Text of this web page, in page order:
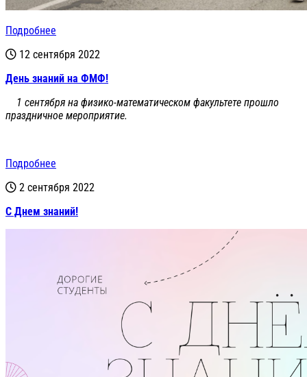
Подробнее
12 сентября 2022
День знаний на ФМФ!
1 сентября на физико-математическом факультете прошло
праздничное мероприятие.
Подробнее
2 сентября 2022
С Днем знаний!